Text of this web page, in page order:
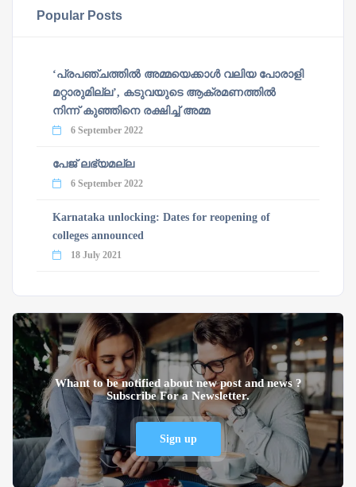
Popular Posts
‘പ്രപഞ്ചത്തില്‍ അമ്മയെക്കാള്‍ വലിയ പോരാളി
മറ്റാരുമില്ല’, കടുവയുടെ ആക്രമണത്തില്‍
നിന്ന് കുഞ്ഞിനെ രക്ഷിച്ച് അമ്മ
6 September 2022
പേജ് ലഭ്യമല്ല
6 September 2022
Karnataka unlocking: Dates for reopening of
colleges announced
18 July 2021
Whant to be notified about new post and news ?
Subscribe For a Newsletter.
Sign up